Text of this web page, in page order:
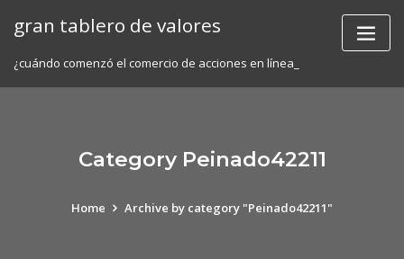
gran tablero de valores
¿cuándo comenzó el comercio de acciones en línea_
Category Peinado42211
Home Archive by category "Peinado42211"